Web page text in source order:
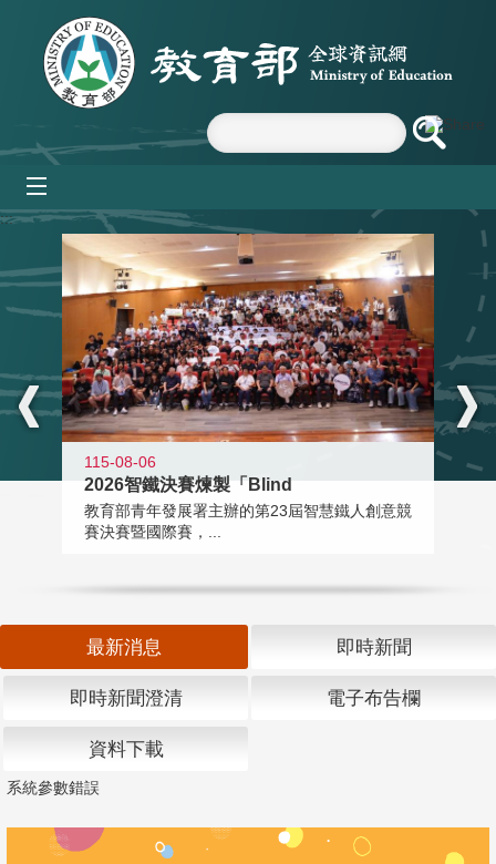
跳到主要內容區塊
:::
115-08-06
2026智鐵決賽煉製「Blind
教育部青年發展署主辦的第23屆智慧鐵人創意競
賽決賽暨國際賽，...
最新消息 即時新聞
即時新聞澄清 電子布告欄
資料下載
系統參數錯誤